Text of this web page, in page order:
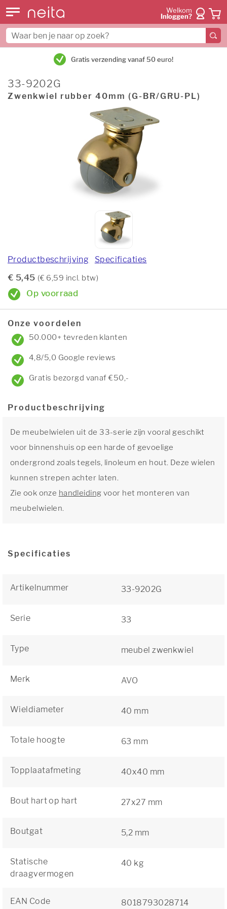
Welkom
Inloggen?
Gratis verzending vanaf 50 euro!
33-9202G
Zwenkwiel rubber 40mm (G-BR/GRU-PL)
Productbeschrijving Specificaties
€ 5,45 (€ 6,59 incl. btw)
Op voorraad
Onze voordelen
50.000+ tevreden klanten
4,8/5,0 Google reviews
Gratis bezorgd vanaf €50,-
Productbeschrijving
De meubelwielen uit de 33-serie zijn vooral geschikt
voor binnenshuis op een harde of gevoelige
ondergrond zoals tegels, linoleum en hout. Deze wielen
kunnen strepen achter laten.
Zie ook onze handleiding voor het monteren van
meubelwielen.
Specificaties
Artikelnummer 33-9202G
Serie 33
Type meubel zwenkwiel
Merk AVO
Wieldiameter 40 mm
Totale hoogte 63 mm
Topplaatafmeting 40x40 mm
Bout hart op hart 27x27 mm
Boutgat 5,2 mm
Statische
draagvermogen
40 kg
EAN Code 8018793028714